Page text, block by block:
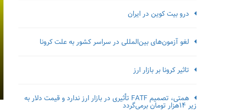
درو بیت کوین در ایران
لغو آزمون‌‌های بین‌المللی در سراسر کشور به علت کرونا
تاثیر کرونا بر بازار ارز
همتی، تصمیم FATF تأثیری در بازار ارز ندارد و قیمت دلار به
زیر ۱۴هزار تومان برمی‌گردد